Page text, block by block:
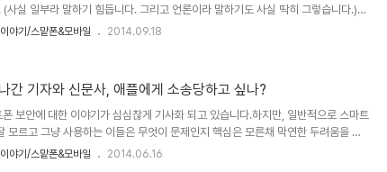
(사실 일부라 말하기 힘듭니다. 그리고 언론이라 말하기도 사실 딱히 그렇습니다.)
업데이트가 시작된 iOS 8에 대해서도 동일한 패턴이 이어질 겁니다. 그 버릇... 그
내에 iOS 8에 대한 기록 경신도 회자될 겁니다. 10월엔 아이패드 신제품에 대한 이
이어질 것이구요. 출처: http://myphonedaily.com ..
야기/스맡폰&모바일 2014.09.18
간 기자와 신문사, 애플에게 소송당하고 싶나?
폰 보안에 대한 이야기가 심심찮게 기사화 되고 있습니다.하지만, 일반적으로 스마트
모르고 그냥 사용하는 이들은 무엇이 문제인지 핵심은 모른채 막연한 두려움을 갖
가 태반입니다. 더욱이 어떤 OS의 스마트폰이 보안에 취약한지를 잘 알지 못하는
야기/스맡폰&모바일 2014.06.16